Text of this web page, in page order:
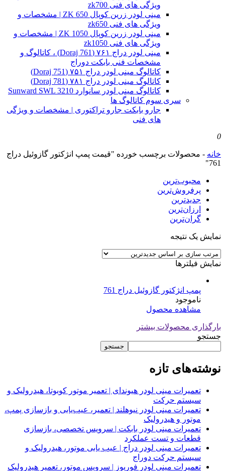
ویژگی های فنی zk700
مینی لودر زرین کوپال ZK 650 | مشخصات و
ویژگی های فنی zk650
مینی لودر زرین کوپال ZK 1050 | مشخصات و
ویژگی های فنی zk1050
مینی لودر دراج ۷۶۱ (Doraj 761) ، کاتالوگ و
مشخصات فنی بابکت دوراج
کاتالوگ مینی لودر دراج ۷۵۱ (Doraj 751)
کاتالوگ مینی لودر دراج ۷۸۱ (Doraj 781)
کاتالوگ مینی لودر سانوارد Sunward SWL 3210
سری سوم کاتالوگ ها
جارو بابکت جارو تراکتوری | مشخصات و ویژگی
های فنی
0
خانه - محصولات برچسب خورده "قیمت پمپ انژکتور گازوئیل دراج
761"
محبوب‌ترین
پرفروش‌ترین
جدیدترین
ارزان‌ترین
گران‌ترین
نمایش یک نتیجه
نمایش فیلترها
پمپ انژکتور گازوئیل دراج 761
ناموجود
مشاهده محصول
بارگذاری محصولات بیشتر
جستجو
جستجو
نوشته‌های تازه
تعمیرات مینی لودر هیوندای | تعمیر موتور کوبوتا، هیدرولیک و
سیستم حرکت
تعمیرات مینی لودر نیوهلند | تعمیر، عیب‌یابی و بازسازی پمپ،
موتور و هیدرولیک
تعمیرات مینی لودر بابکت | سرویس تخصصی، بازسازی
قطعات و تست عملکرد
تعمیرات مینی لودر دراج | عیب یابی موتور، هیدرولیک و
سیستم حرکت دوراج
تعمیرات مینی لودر فوریوز | سرویس موتور، تعمیر هیدرولیک